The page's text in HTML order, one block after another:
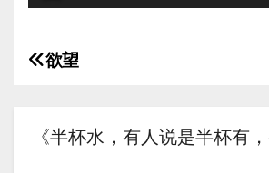
频
放
文
导
欲望
《半杯水，有人说是半杯有